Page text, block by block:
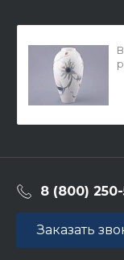
8 (800)
Заказать